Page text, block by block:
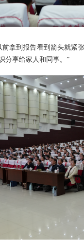
前拿到报告看到箭头就紧
分享给家人和同事。”